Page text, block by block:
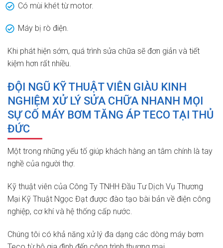
Có mùi khét từ motor.
Máy bị rò điện.
Khi phát hiện sớm, quá trình sửa chữa sẽ đơn giản và tiết
kiệm hơn rất nhiều.
ĐỘI NGŨ KỸ THUẬT VIÊN GIÀU KINH
NGHIỆM XỬ LÝ SỬA CHỮA NHANH MỌI
SỰ CỐ MÁY BƠM TĂNG ÁP TECO TẠI THỦ
ĐỨC
Một trong những yếu tố giúp khách hàng an tâm chính là tay
nghề của người thợ.
Kỹ thuật viên của Công Ty TNHH Đầu Tư Dịch Vụ Thương
Mại Kỹ Thuật Ngọc Đạt được đào tạo bài bản về điện công
nghiệp, cơ khí và hệ thống cấp nước.
Chúng tôi có khả năng xử lý đa dạng các dòng máy bơm